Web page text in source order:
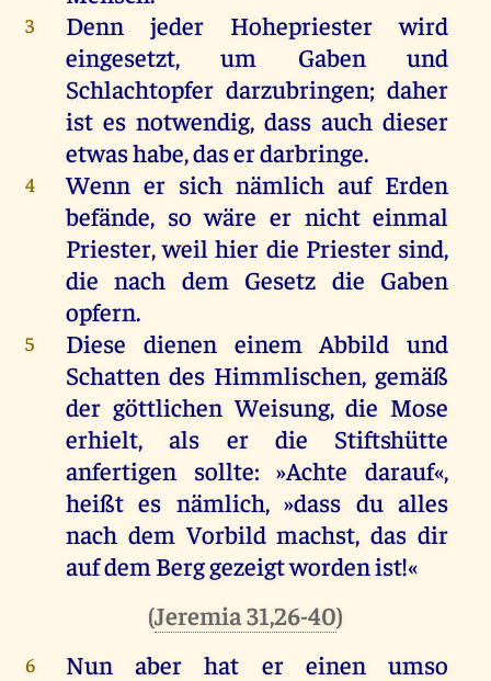
3 Denn jeder Hohepriester
wird
eingesetzt,um Gaben
und
Schlachtopfer darzubringen;daher
ist esnotwendig, dassauch dieser
etwashabe,daserdarbringe.
4 Wenn er sich nämlich auf Erden
befände, so wäre er nicht einmal
Priester,weil hier die Priester sind,
die nach dem Gesetz die Gaben
opfern.
5 Diese dienen einem Abbildund
Schatten des Himmlischen,gemäß
der göttlichenWeisung,die Mose
erhielt,als er die Stiftshütte
anfertigen sollte: »Achte darauf«,
heißt es nämlich, »dass du alles
nach dem Vorbild machst,das dir
aufdem Berggezeigtwordenist!«
(Jeremia 31,26-40)
6 Nun aber hat er einenumso